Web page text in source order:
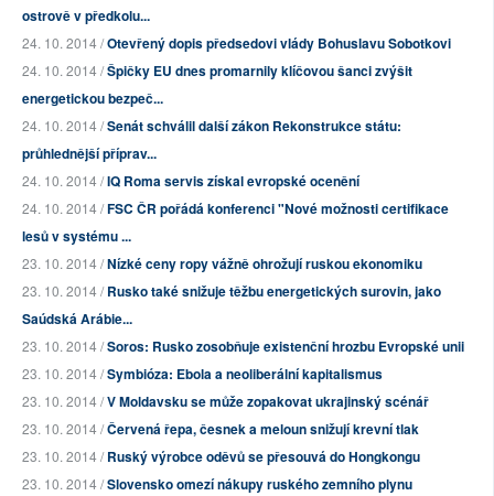
ostrově v předkolu...
24. 10. 2014 /Otevřený dopis předsedovi vlády Bohuslavu Sobotkovi
24. 10. 2014 /Špičky EU dnes promarnily klíčovou šanci zvýšit
energetickou bezpeč...
24. 10. 2014 /Senát schválil další zákon Rekonstrukce státu:
průhlednější příprav...
24. 10. 2014 /IQ Roma servis získal evropské ocenění
24. 10. 2014 /FSC ČR pořádá konferenci "Nové možnosti certifikace
lesů v systému ...
23. 10. 2014 /Nízké ceny ropy vážně ohrožují ruskou ekonomiku
23. 10. 2014 /Rusko také snižuje těžbu energetických surovin, jako
Saúdská Arábie...
23. 10. 2014 /Soros: Rusko zosobňuje existenční hrozbu Evropské unii
23. 10. 2014 /Symbióza: Ebola a neoliberální kapitalismus
23. 10. 2014 /V Moldavsku se může zopakovat ukrajinský scénář
23. 10. 2014 /Červená řepa, česnek a meloun snižují krevní tlak
23. 10. 2014 /Ruský výrobce oděvů se přesouvá do Hongkongu
23. 10. 2014 /Slovensko omezí nákupy ruského zemního plynu